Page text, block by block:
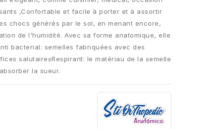
,Confortable et facile à porter et à assortir
chocs générés par le sol, en menant encore,
de l'humidité. Avec sa forme anatomique, elle
bacterial: semelles fabriquées avec des
salutairesRespirant: le matériau de la semelle
la sueur.